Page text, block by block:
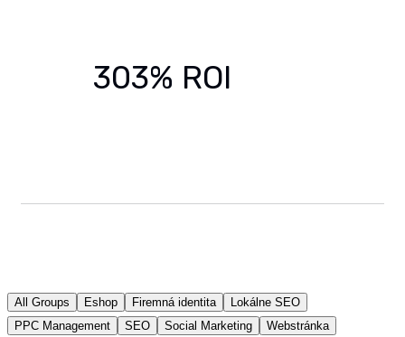
303% ROI
All Groups Eshop Firemná identita
Lokálne SEO
PPC Management
SEO Social Marketing Webstránka